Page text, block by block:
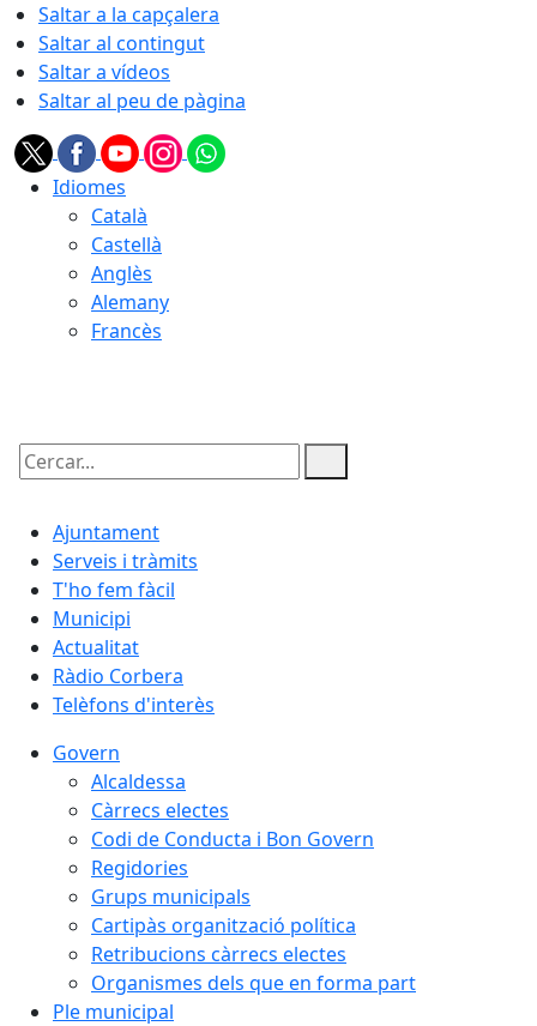
Saltar a la capçalera
Saltar al contingut
Saltar a vídeos
Saltar al peu de pàgina
Idiomes
Català
Castellà
Anglès
Alemany
Francès
Cercar:
Ajuntament
Serveis i tràmits
T'ho fem fàcil
Municipi
Actualitat
Ràdio Corbera
Telèfons d'interès
Govern
Alcaldessa
Càrrecs electes
Codi de Conducta i Bon Govern
Regidories
Grups municipals
Cartipàs organització política
Retribucions càrrecs electes
Organismes dels que en forma part
Ple municipal